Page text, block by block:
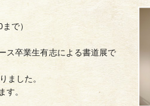
で）
ス卒業生有志による書道展で
ました。
す。